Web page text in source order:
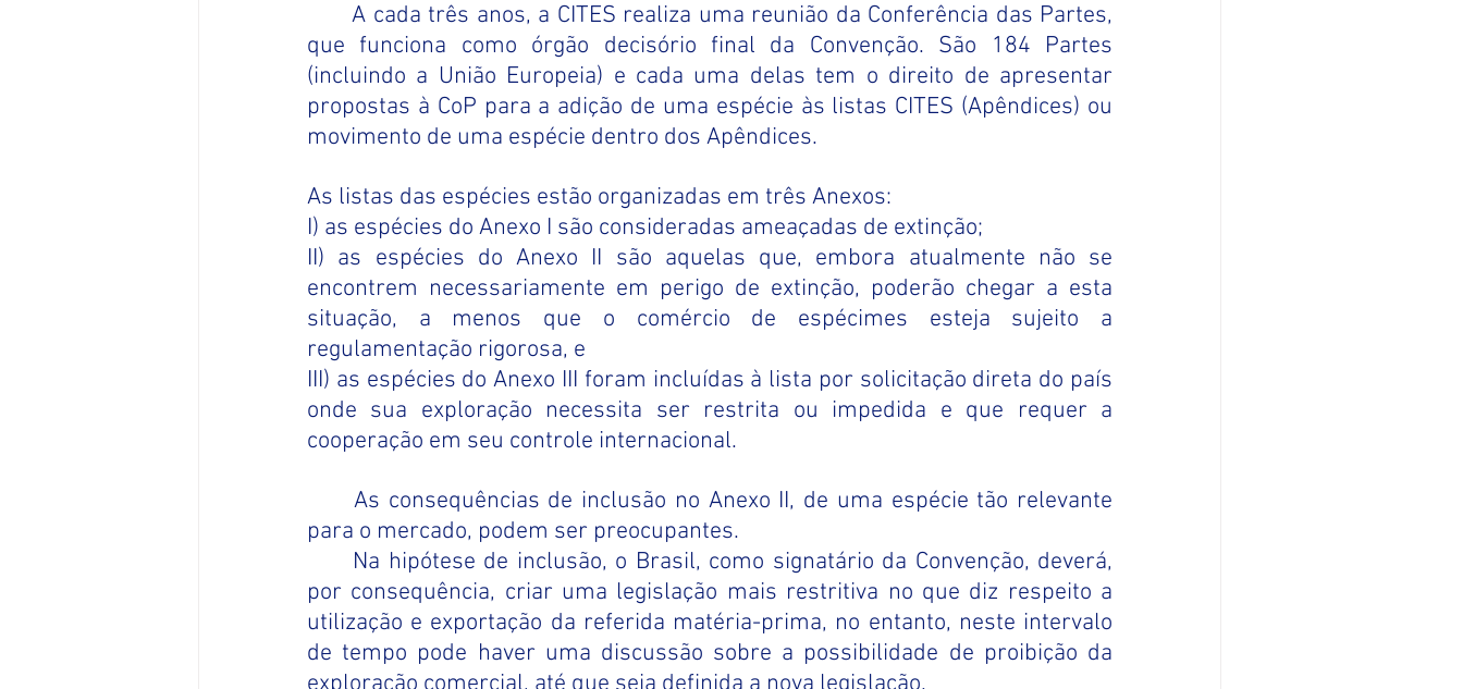
A cada três anos, a CITES realiza uma reunião da Conferência das Partes,
que funciona como órgão decisório final da Convenção. São 184 Partes
(incluindo a União Europeia) e cada uma delas tem o direito de apresentar
propostas à CoP para a adição de uma espécie às listas CITES (Apêndices) ou
movimento de uma espécie dentro dos Apêndices.
As listas das espécies estão organizadas em três Anexos:
I) as espécies do Anexo I são consideradas ameaçadas de extinção;
II) as espécies do Anexo II são aquelas que, embora atualmente não se
encontrem necessariamente em perigo de extinção, poderão chegar a esta
situação, a menos que o comércio de espécimes esteja sujeito a
regulamentação rigorosa, e
III) as espécies do Anexo III foram incluídas à lista por solicitação direta do país
onde sua exploração necessita ser restrita ou impedida e que requer a
cooperação em seu controle internacional.
As consequências de inclusão no Anexo II, de uma espécie tão relevante
para o mercado, podem ser preocupantes.
Na hipótese de inclusão, o Brasil, como signatário da Convenção, deverá,
por consequência, criar uma legislação mais restritiva no que diz respeito a
utilização e exportação da referida matéria-prima, no entanto, neste intervalo
de tempo pode haver uma discussão sobre a possibilidade de proibição da